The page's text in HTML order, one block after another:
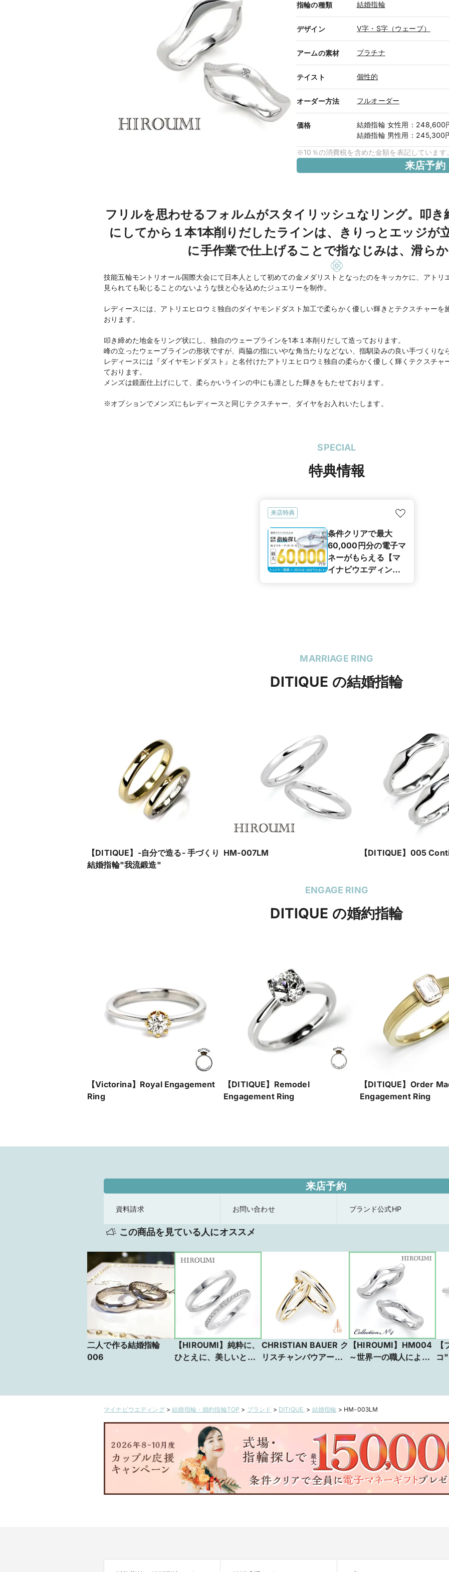
指輪の種類 結婚指輪
デザイン V字・S字（ウェーブ）
アームの素材 プラチナ
テイスト 個性的
オーダー方法 フルオーダー
価格 結婚指輪 女性用 ： 248,600
結婚指輪 男性用 ： 245,300
※10％の消費税を含めた金額を表記しています
来店予約
フリルを思わせるフォルムがスタイリッシュなリング。叩き
にしてから１本1本削りだしたラインは、きりっとエッジが
に手作業で仕上げることで指なじみは、滑ら
技能五輪モントリオール国際大会にて日本人として初めての金メダリストとなったのをキッカケに、アトリ
見られても恥じることのないような技と心を込めたジュエリーを制作。
レディースには、アトリエヒロウミ独自のダイヤモンドダスト加工で柔らかく優しい輝きとテクスチャーを
おります。
叩き締めた地金をリング状にし、独自のウェーブラインを1本１本削りだして造っております。
峰の立ったウェーブラインの形状ですが、両脇の指にいやな角当たりなどない、指馴染みの良い手づくりな
レディースには『ダイヤモンドダスト』と名付けたアトリエヒロウミ独自の柔らかく優しく輝くテクスチャ
ております。
メンズは鏡面仕上げにして、柔らかいラインの中にも凛とした輝きをもたせております。
SPECIAL
特典情報
来店特典
条件クリアで最大
60,000円分の電子マ
ネーがもらえる【マ
イナビウエディング
MARRIAGE RING
DITIQUE の結婚指輪
【DITIQUE】-自分で造る- 手づくり
結婚指輪"我流鍛造"
HM-007LM 【DITIQUE】005
ENGAGE RING
DITIQUE の婚約指輪
【Victorina】Royal Engagement
Ring
【DITIQUE】Remodel
Engagement Ring
【DITIQUE】Order
Engagement Ring
来店予約
資料請求 お問い合わせ ブランド公式HP
この商品を見ている人にオススメ
二人で作る結婚指輪
006
【HIROUMI】純粋に、
ひとえに、美しいと思
CHRISTIAN BAUER ク
リスチャンバウアー
【HIROUMI】HM004
～世界一の職人によ
コ
マイナビウエディング>結婚指輪・婚約指輪TOP > ブランド > DITIQUE > 結婚指輪 > HM-003LM